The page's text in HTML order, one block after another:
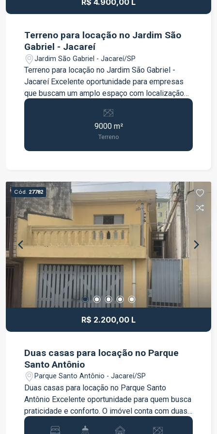
R$ 4.900,00 L
Terreno para locação no Jardim São
Gabriel - Jacareí
Jardim São Gabriel - Jacareí/SP
Terreno para locação no Jardim São Gabriel -
Jacareí Excelente oportunidade para empresas
que buscam um amplo espaço com localização
estratégica e fácil acesso às principais rodovias
9.000 m², totalmente plano, ideal para pátio,
estacionamento de veículos, armazenamento,
logística e diversas atividades comerciais e
bitrens, proporcionando praticidade para
operações de grande porte. Localização
privilegiada, a apenas 50 metros da Rodovia Dom
Pedro I, aproximadamente 1 km da Rodovia
Carvalho Pinto e 6 km da Rodovia Presidente
Dutra, garantindo excelente mobilidade e
facilidade no transporte de cargas. Entre em
contato para mais informações e agende uma
visita.
9000 m²
Terreno
Cód. 27782
R$ 2.200,00 L
Duas casas para locação no Parque
Santo Antônio
Parque Santo Antônio - Jacareí/SP
Duas casas para locação no Parque Santo
Antônio Excelente oportunidade para quem busca
praticidade e conforto. O imóvel conta com duas
casas, sendo uma na frente e outra nos fundos,